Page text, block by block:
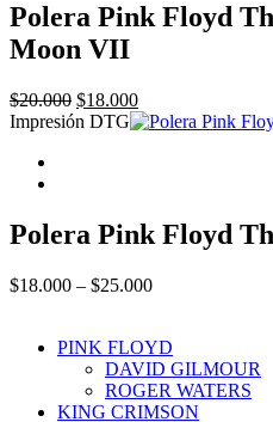
Polera Pink Floyd
Moon VII
$20.000 Original
price
$18.000Current
price
Impresión DTG
Polera Pink Floyd
$18.000 – $25.000Price
through
$25.000
PINK FLOYD
DAVID GILMOUR
ROGER WATERS
KING CRIMSON